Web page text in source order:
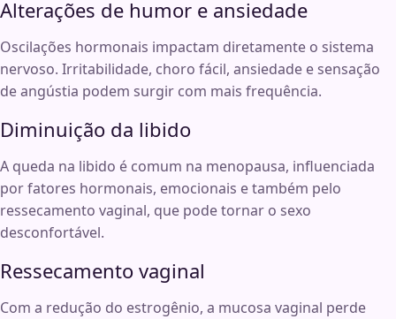
Alterações de humor e ansiedade
Oscilações hormonais impactam diretamente o sistema
nervoso. Irritabilidade, choro fácil, ansiedade e sensação
de angústia podem surgir com mais frequência.
Diminuição da libido
A queda na libido é comum na menopausa, influenciada
por fatores hormonais, emocionais e também pelo
ressecamento vaginal, que pode tornar o sexo
desconfortável.
Ressecamento vaginal
Com a redução do estrogênio, a mucosa vaginal perde